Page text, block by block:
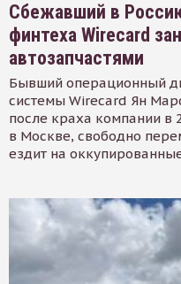
Сбежавший в
финтеха Wirecard
автозапчастями
Бывший операционный
системы Wirecard Ян
после краха компании в
в Москве, свободно
ездит на